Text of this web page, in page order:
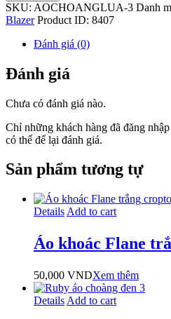
SKU: AOCHOANGLUA-3 Danh
Blazer Product ID: 8407
Đánh giá (0)
Đánh giá
Chưa có đánh giá nào.
Chỉ những khách hàng đã đăng
có thể để lại đánh giá.
Sản phẩm tương tự
Details Add to cart
Áo khoác Flane
50,000 VNDXem thêm
Details Add to cart